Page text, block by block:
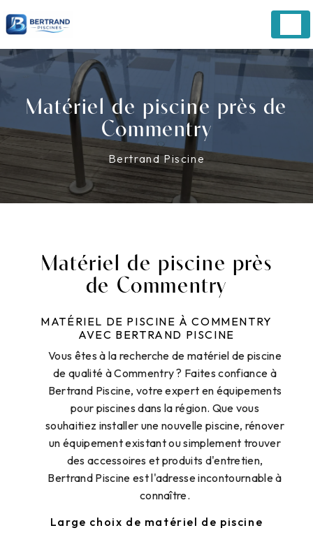
Matériel de piscine près de
Commentry
Bertrand Piscine
Matériel de piscine près
de Commentry
MATÉRIEL DE PISCINE À COMMENTRY
AVEC BERTRAND PISCINE
Vous êtes à la recherche de matériel de piscine
de qualité à Commentry ? Faites confiance à
Bertrand Piscine, votre expert en équipements
pour piscines dans la région. Que vous
souhaitiez installer une nouvelle piscine, rénover
un équipement existant ou simplement trouver
des accessoires et produits d'entretien,
Bertrand Piscine est l'adresse incontournable à
connaître.
Large choix de matériel de piscine